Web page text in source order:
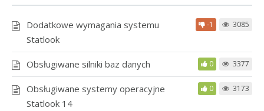
Dodatkowe wymagania systemu
Statlook
-1 3085
Obsługiwane silniki baz danych 0 3377
Obsługiwane systemy operacyjne
Statlook 14
0 3173